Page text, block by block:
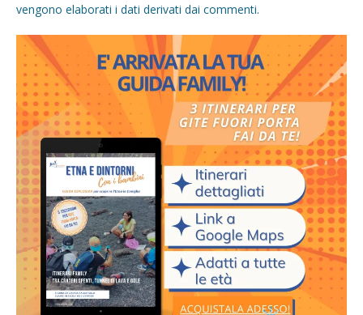
vengono elaborati i dati derivati dai commenti.